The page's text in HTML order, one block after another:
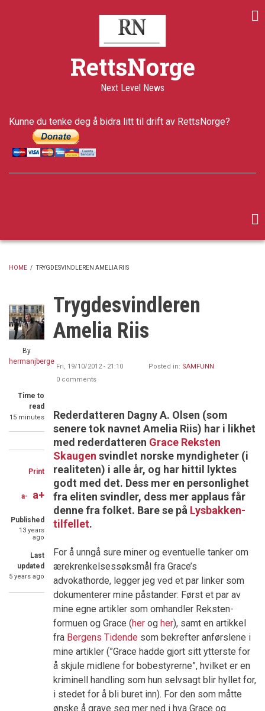
RettsNorge
Next Level News
Kunne du tenke deg å bidra litt til drift av RettsNorge?
HOME / TRYGDESVINDLEREN AMELIA RIIS
By
hermanjberge
Time to
read
15 minutes
Share
on
Facebook
Share
on
Twitter
Share
through
email
Print
a- a+
Published
13 years
ago
Last
updated
5 years ago
Trygdesvindleren
Amelia Riis
Fri, 19/10/2012 - 21:10 Posted in: SAMFUNN
0 comments
Rederdatteren Dagny A. Olsen (som
senere tok navnet Amelia Riis) har i likhet
med rederdatteren Grace Reksten
Skaugen svindlet norske myndigheter (i
realiteten) i alle år, og har hittil lyktes
godt med det. Dess mer en personlighet
fra eliten svindler, dess mer applaus får
denne fra folket. Bare se på Lysbakken-
tilfellet.
For å unngå sure miner og eventuelle tanker om
ærekrenkelsessøksmål fra Grace’s
advokathorde, legger jeg ved et par linker som
dokumenterer mine påstander: Først et par av
mine egne artikler som omhandler Reksten-
formuen og Grace (her og her), samt en artikkel
fra Bergens Tidende som bekrefter anførslene i
mine artikler (”Grace hadde gjort sitt ytterste for
å skjule midlene for bobestyrerne”, hvilket er en
kriminell handling som hun selvsagt blir hyllet for,
i stedet for å bli buret inn). For den som måtte
ønske å grave seg mer ned i hva Grace og